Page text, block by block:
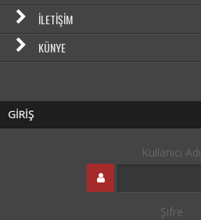
İLETIŞIM
KÜNYE
GİRİŞ
Kullanıcı Adı
Şifre